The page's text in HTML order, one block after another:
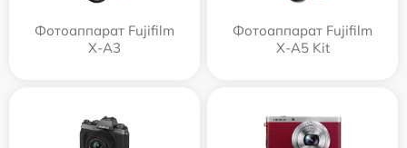
Фотоаппарат Fujifilm
X-A3
Фотоаппарат Fujifilm
X-A5 Kit